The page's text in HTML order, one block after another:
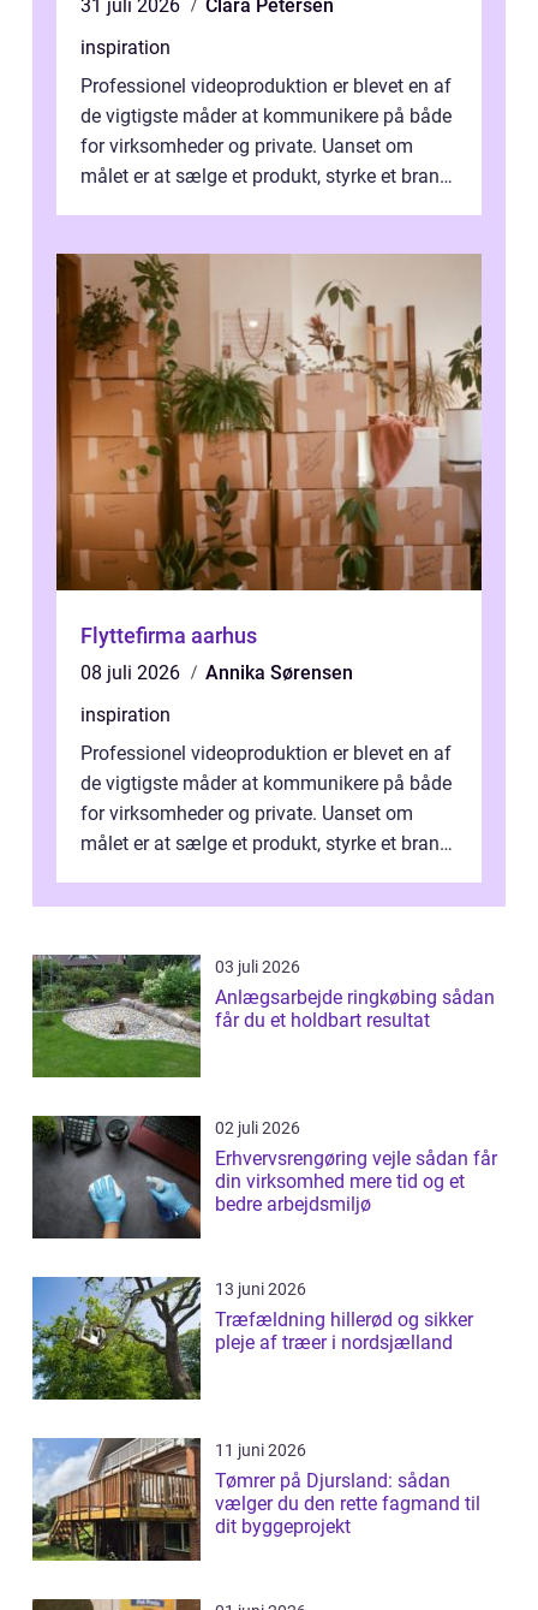
31 juli 2026
Clara Petersen
inspiration
Professionel videoproduktion er blevet en af
de vigtigste måder at kommunikere på både
for virksomheder og private. Uanset om
målet er at sælge et produkt, styrke et brand,
Flyttefirma aarhus
08 juli 2026
Annika Sørensen
inspiration
Professionel videoproduktion er blevet en af
de vigtigste måder at kommunikere på både
for virksomheder og private. Uanset om
målet er at sælge et produkt, styrke et brand,
03 juli 2026
Anlægsarbejde ringkøbing sådan
får du et holdbart resultat
02 juli 2026
Erhvervsrengøring vejle sådan får
din virksomhed mere tid og et
bedre arbejdsmiljø
13 juni 2026
Træfældning hillerød og sikker
pleje af træer i nordsjælland
11 juni 2026
Tømrer på Djursland: sådan
vælger du den rette fagmand til
dit byggeprojekt